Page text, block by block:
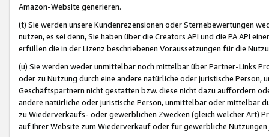
Amazon-Website generieren.
(t) Sie werden unsere Kundenrezensionen oder Sternebewertungen
nutzen, es sei denn, Sie haben über die Creators API und die PA API
erfüllen die in der Lizenz beschriebenen Voraussetzungen für die
(u) Sie werden weder unmittelbar noch mittelbar über Partner-Links
oder zu Nutzung durch eine andere natürliche oder juristische
Geschäftspartnern nicht gestatten bzw. diese nicht dazu auffordern
andere natürliche oder juristische Person, unmittelbar oder mittelbar
zu Wiederverkaufs- oder gewerblichen Zwecken (gleich welcher Art)
auf Ihrer Website zum Wiederverkauf oder für gewerbliche